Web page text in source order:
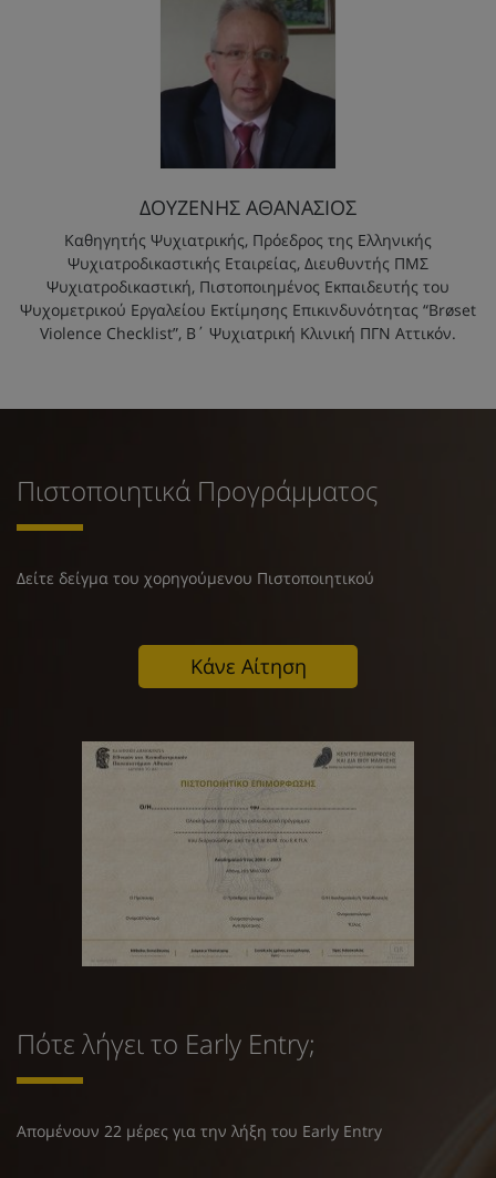
ΔΟΥΖΕΝΗΣ ΑΘΑΝΑΣΙΟΣ
Καθηγητής Ψυχιατρικής, Πρόεδρος της Ελληνικής
Ψυχιατροδικαστικής Εταιρείας, Διευθυντής ΠΜΣ
Ψυχιατροδικαστική, Πιστοποιημένος Εκπαιδευτής του
Ψυχομετρικού Εργαλείου Εκτίμησης Επικινδυνότητας “Brøset
Violence Checklist”, Β΄ Ψυχιατρική Κλινική ΠΓΝ Αττικόν.
Πιστοποιητικά Προγράμματος
Δείτε δείγμα του χορηγούμενου Πιστοποιητικού
Κάνε Αίτηση
Πότε λήγει το Early Entry;
Απομένουν 22 μέρες για την λήξη του Early Entry